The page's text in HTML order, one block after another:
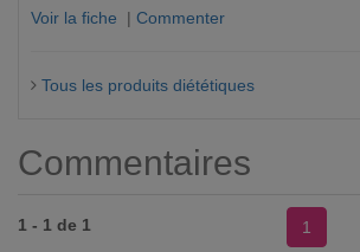
Voir la fiche | Commenter
Tous les produits diététiques
Commentaires
1 - 1 de 1 1